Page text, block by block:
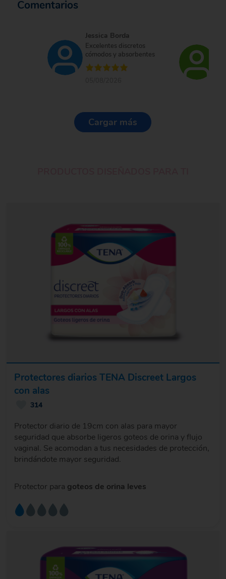
Comentarios
Jessica Borda
Excelentes discretos
cómodos y absorbentes
Cargar más
Protectores diarios TENA Discreet Largos
con alas
314
Protector diario de 19cm con alas para mayor
seguridad que absorbe ligeros goteos de orina y flujo
vaginal. Se acomodan a tus necesidades de protección,
brindándote mayor seguridad.
Protector para goteos de orina leves